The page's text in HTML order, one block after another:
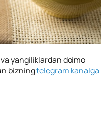
yangiliklardan doimo
bizningtelegram kanalga